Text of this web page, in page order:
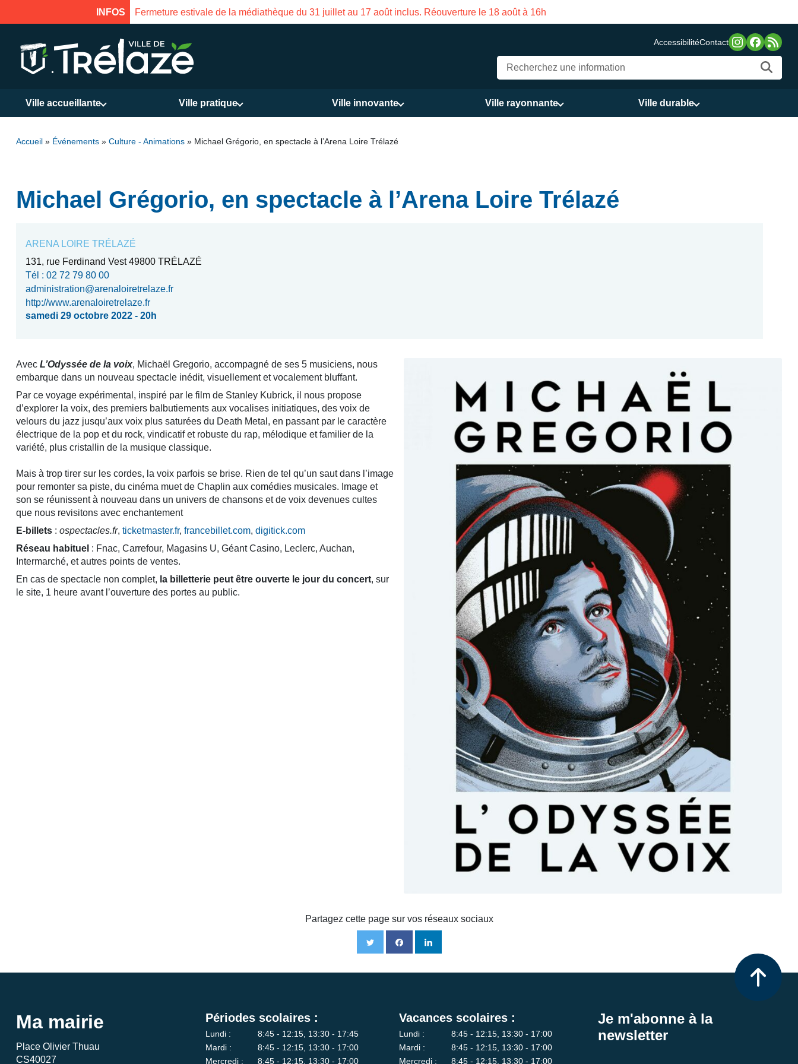
INFOS
Fermeture estivale de la médiathèque du 31 juillet au 17 août inclus. Réouverture le 18 août à 16h
AccessibilitéContact
Ville accueillante Ville pratique Ville innovante Ville rayonnante Ville durable
Accueil » Événements » Culture - Animations » Michael Grégorio, en spectacle à l’Arena Loire Trélazé
Michael Grégorio, en spectacle à l’Arena Loire Trélazé
ARENA LOIRE TRÉLAZÉ
131, rue Ferdinand Vest 49800 TRÉLAZÉ
Tél : 02 72 79 80 00
administration@arenaloiretrelaze.fr
http://www.arenaloiretrelaze.fr
samedi 29 octobre 2022 - 20h
Avec L’Odyssée de la voix, Michaël Gregorio, accompagné de ses 5 musiciens, nous
embarque dans un nouveau spectacle inédit, visuellement et vocalement bluffant.
Par ce voyage expérimental, inspiré par le film de Stanley Kubrick, il nous propose
d’explorer la voix, des premiers balbutiements aux vocalises initiatiques, des voix de
velours du jazz jusqu’aux voix plus saturées du Death Metal, en passant par le caractère
électrique de la pop et du rock, vindicatif et robuste du rap, mélodique et familier de la
variété, plus cristallin de la musique classique.
Mais à trop tirer sur les cordes, la voix parfois se brise. Rien de tel qu’un saut dans l’image
pour remonter sa piste, du cinéma muet de Chaplin aux comédies musicales. Image et
son se réunissent à nouveau dans un univers de chansons et de voix devenues cultes
que nous revisitons avec enchantement
E-billets : ospectacles.fr, ticketmaster.fr, francebillet.com, digitick.com
Réseau habituel : Fnac, Carrefour, Magasins U, Géant Casino, Leclerc, Auchan,
Intermarché, et autres points de ventes.
En cas de spectacle non complet, la billetterie peut être ouverte le jour du concert, sur
le site, 1 heure avant l’ouverture des portes au public.
Partagez cette page sur vos réseaux sociaux
Ma mairie
Place Olivier Thuau
CS40027
Périodes scolaires :
Lundi :
8:45 - 12:15, 13:30 - 17:45
Mardi :
8:45 - 12:15, 13:30 - 17:00
Mercredi :
8:45 - 12:15, 13:30 - 17:00
Vacances scolaires :
Lundi :
8:45 - 12:15, 13:30 - 17:00
Mardi :
8:45 - 12:15, 13:30 - 17:00
Mercredi :
8:45 - 12:15, 13:30 - 17:00
Je m'abonne à la
newsletter